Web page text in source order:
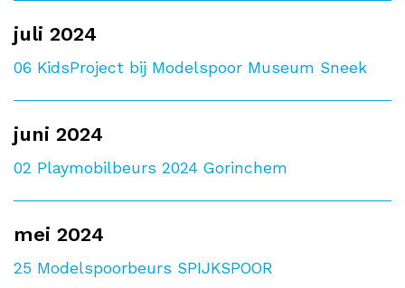
juli 2024
06 KidsProject bij Modelspoor Museum Sneek
juni 2024
02 Playmobilbeurs 2024 Gorinchem
mei 2024
25 Modelspoorbeurs SPIJKSPOOR